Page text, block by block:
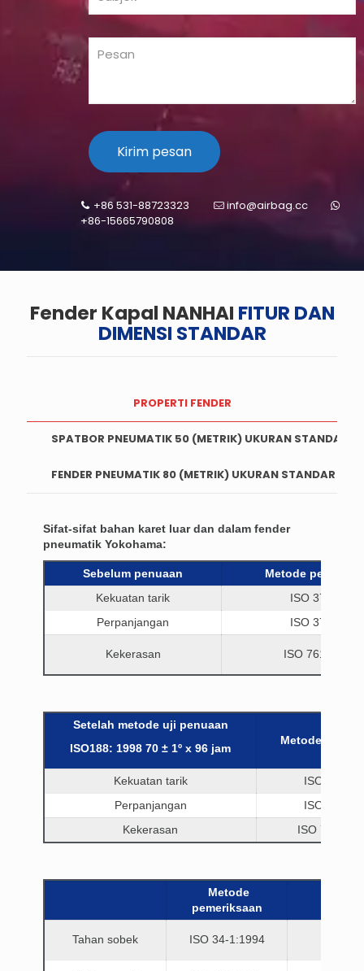
+86 531-88723323
info@airbag.cc
+86-15665790808
Fender Kapal NANHAI FITUR DAN
DIMENSI STANDAR
PROPERTI FENDER
SPATBOR PNEUMATIK 50 (METRIK) UKURAN STANDAR
FENDER PNEUMATIK 80 (METRIK) UKURAN STANDAR
Sifat-sifat bahan karet luar dan dalam fender
pneumatik Yokohama:
Sebelum penuaan
Metode
Kekuatan tarik
ISO 37:1994
Perpanjangan
ISO 37:1994
Kekerasan ISO 7619:1997
Setelah metode uji penuaan
ISO188: 1998 70 ± 1º x 96 jam
Metode
Kekuatan tarik
ISO
Perpanjangan
ISO
Kekerasan
ISO
Metode
pemeriksaan
Tahan sobek ISO 34-1:1994